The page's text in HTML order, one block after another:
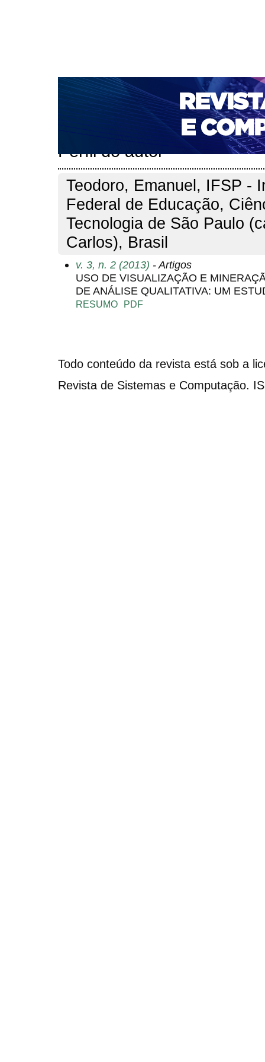
CAPA SOBRE ACESSO CADASTRO
NOTÍCIAS
PORTAL DE REVISTAS DA UNIFACS
PARA AVALIADORES
NOVA SUBMISSÃO
Perfil do autor
Teodoro, Emanuel, IFSP -
Federal de Educação,
Tecnologia de São Paulo
Carlos), Brasil
v. 3, n. 2 (2013) - Artigos
USO DE VISUALIZAÇÃO E
DE ANÁLISE QUALITATIVA: UM
RESUMO PDF
Todo conteúdo da revista está sob a
Revista de Sistemas e Computação.